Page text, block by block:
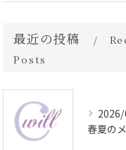
最近の投稿
Posts